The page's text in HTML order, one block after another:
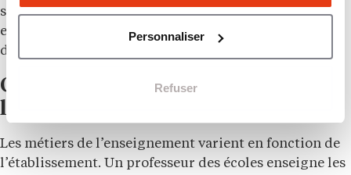
Personnaliser
Refuser
service social, ainsi que des formateurs, des
entraîneurs ou des intervenants dans divers
domaines..
Quels sont les différents métiers de
l’éducation nationale ?
Les métiers de l’enseignement varient en fonction de
l’établissement. Un professeur des écoles enseigne les